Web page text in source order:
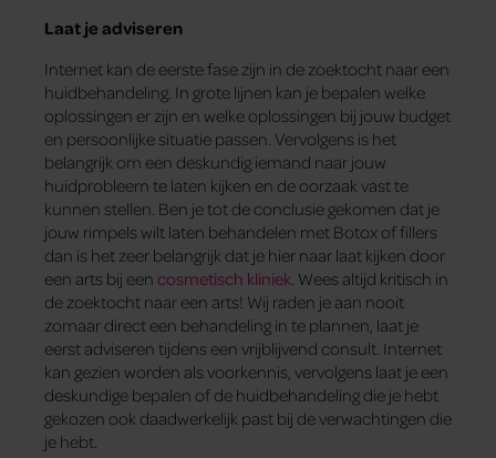
Laat je adviseren
Internet kan de eerste fase zijn in de zoektocht naar een
huidbehandeling. In grote lijnen kan je bepalen welke
oplossingen er zijn en welke oplossingen bij jouw budget
en persoonlijke situatie passen. Vervolgens is het
belangrijk om een deskundig iemand naar jouw
huidprobleem te laten kijken en de oorzaak vast te
kunnen stellen. Ben je tot de conclusie gekomen dat je
jouw rimpels wilt laten behandelen met Botox of fillers
dan is het zeer belangrijk dat je hier naar laat kijken door
een arts bij een cosmetisch kliniek. Wees altijd kritisch in
de zoektocht naar een arts! Wij raden je aan nooit
zomaar direct een behandeling in te plannen, laat je
eerst adviseren tijdens een vrijblijvend consult. Internet
kan gezien worden als voorkennis, vervolgens laat je een
deskundige bepalen of de huidbehandeling die je hebt
gekozen ook daadwerkelijk past bij de verwachtingen die
je hebt.